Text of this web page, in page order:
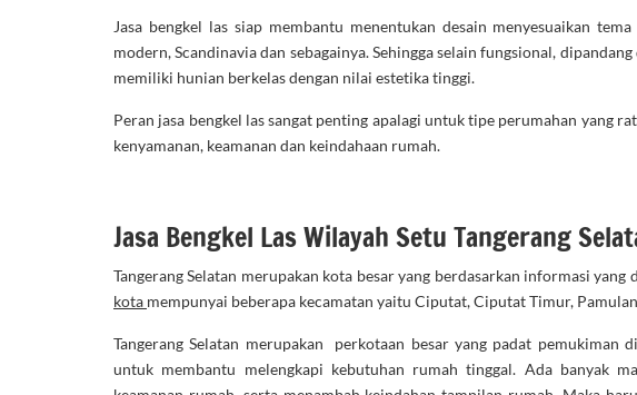
Jasa bengkel las siap membantu menentukan desain menyesuaikan
modern, Scandinavia dan sebagainya. Sehingga selain fungsional,
memiliki hunian berkelas dengan nilai estetika tinggi.
Peran jasa bengkel las sangat penting apalagi untuk tipe perumahan yang
kenyamanan, keamanan dan keindahaan rumah.
Jasa Bengkel Las Wilayah Setu Tangerang
Tangerang Selatan merupakan kota besar yang berdasarkan informasi yang
kota mempunyai beberapa kecamatan yaitu Ciputat, Ciputat Timur,
Tangerang Selatan merupakan perkotaan besar yang padat pemukiman
untuk membantu melengkapi kebutuhan rumah tinggal. Ada banyak